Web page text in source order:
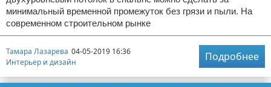
минимальный временной промежуток без грязи и пыли. На
современном строительном рынке
Тамара Лазарева 04-05-2019 16:36
Интерьер и дизайн
Подробнее